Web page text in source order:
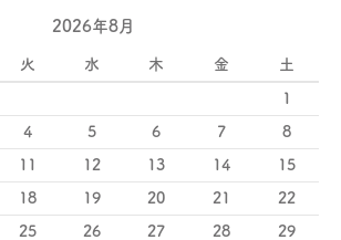
2026年8月
火 水 木 金 土
1
4 5 6 7 8
11 12 13 14 15
18 19 20 21 22
25 26 27 28 29